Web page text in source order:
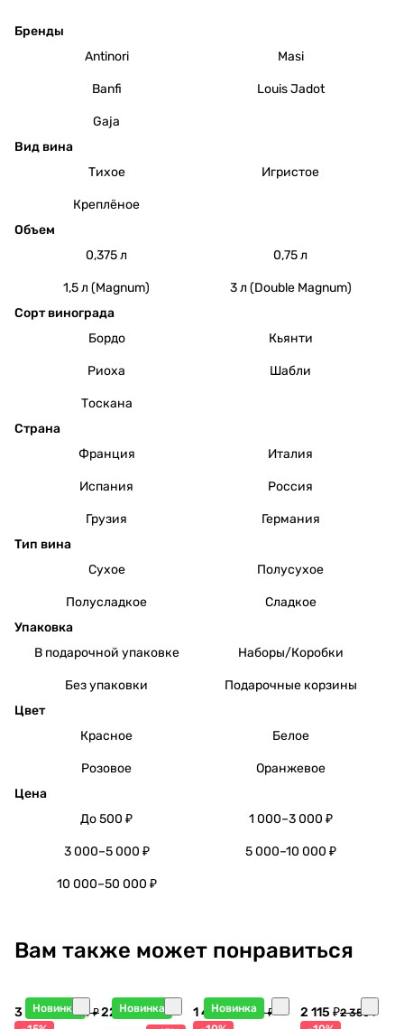
Бренды
Antinori
Masi
Banfi Louis Jadot
Gaja
Вид вина
Тихое
Игристое
Креплёное
Объем
0,375 л
0,75 л
1,5 л (Magnum)
3 л (Double Magnum)
Сорт винограда
Бордо
Кьянти
Риоха Шабли
Тоскана
Страна
Франция
Италия
Испания Россия
Грузия
Германия
Тип вина
Сухое
Полусухое
Полусладкое
Сладкое
Упаковка
В подарочной упаковке
Наборы/Коробки
Без упаковки
Подарочные корзины
Цвет
Красное
Белое
Розовое
Оранжевое
Цена
До 500 ₽
1 000–3 000 ₽
3 000–5 000 ₽ 5 000–10 000 ₽
10 000–50 000 ₽
Вам также может понравиться
Новинка
3 998 ₽4 704 ₽
Новинка
22 738 ₽ Новинка
1 440 ₽1 600 ₽
2 115 ₽2 350 ₽